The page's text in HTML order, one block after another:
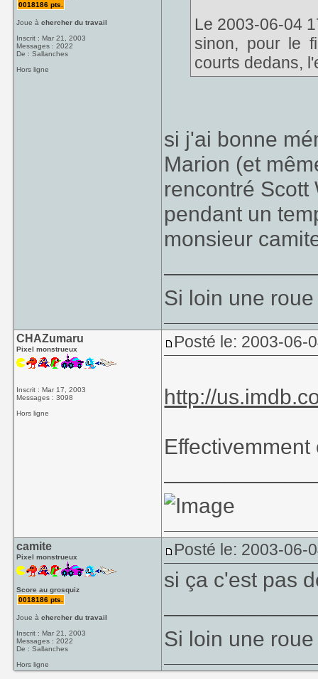
0018186 pts.
Joue àchercher du travail
Inscrit : Mar 21, 2003
Messages : 2022
De : Sallanches
Hors ligne
Le 2003-06-04
sinon, pour le
courts dedans,
si j'ai bonne
Marion (et
rencontré Scott
pendant un
monsieur
Si loin une roue
CHAZumaru
Pixel monstrueux
Inscrit : Mar 17, 2003
Messages : 3098
Hors ligne
Posté le: 2003-06-
http://
Effectivemment
camite
Pixel monstrueux
Score au grosquiz
0018186 pts.
Joue àchercher du travail
Inscrit : Mar 21, 2003
Messages : 2022
De : Sallanches
Hors ligne
Posté le: 2003-06-
si ça c'est pas
Si loin une roue